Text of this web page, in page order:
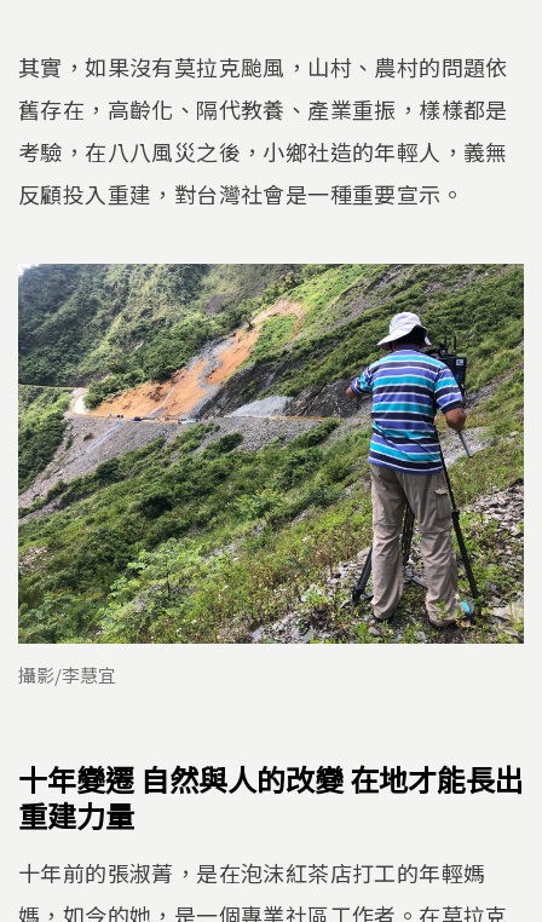
其實，如果沒有莫拉克颱風，山村、農村的問題依
舊存在，高齡化、隔代教養、產業重振，樣樣都是
考驗，在八八風災之後，小鄉社造的年輕人，義無
反顧投入重建，對台灣社會是一種重要宣示。
攝影/李慧宜
十年變遷 自然與人的改變 在地才能長出
重建力量
十年前的張淑菁，是在泡沫紅茶店打工的年輕媽
媽，如今的她，是一個專業社區工作者。在莫拉克